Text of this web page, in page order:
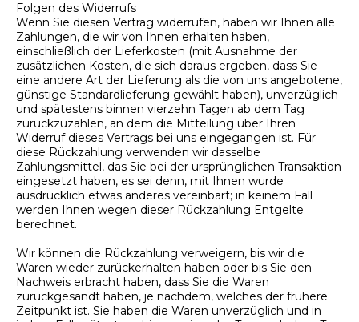
Folgen des Widerrufs
Wenn Sie diesen Vertrag widerrufen, haben wir Ihnen alle
Zahlungen, die wir von Ihnen erhalten haben,
einschließlich der Lieferkosten (mit Ausnahme der
zusätzlichen Kosten, die sich daraus ergeben, dass Sie
eine andere Art der Lieferung als die von uns angebotene,
günstige Standardlieferung gewählt haben), unverzüglich
und spätestens binnen vierzehn Tagen ab dem Tag
zurückzuzahlen, an dem die Mitteilung über Ihren
Widerruf dieses Vertrags bei uns eingegangen ist. Für
diese Rückzahlung verwenden wir dasselbe
Zahlungsmittel, das Sie bei der ursprünglichen Transaktion
eingesetzt haben, es sei denn, mit Ihnen wurde
ausdrücklich etwas anderes vereinbart; in keinem Fall
werden Ihnen wegen dieser Rückzahlung Entgelte
berechnet.
Wir können die Rückzahlung verweigern, bis wir die
Waren wieder zurückerhalten haben oder bis Sie den
Nachweis erbracht haben, dass Sie die Waren
zurückgesandt haben, je nachdem, welches der frühere
Zeitpunkt ist. Sie haben die Waren unverzüglich und in